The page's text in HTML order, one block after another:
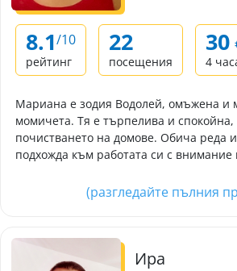
8.1/10
рейтинг
22
посещения
30
4
Мариана е зодия Водолей, омъжена и
момичета. Тя е търпелива и спокойна,
почистването на домове. Обича реда
подхожда към работата си с внимание
(разгледайте пълния
Ира